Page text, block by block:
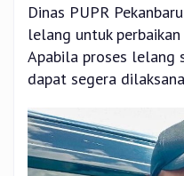
Dinas PUPR
lelang untuk
Apabila proses lelang
dapat segera